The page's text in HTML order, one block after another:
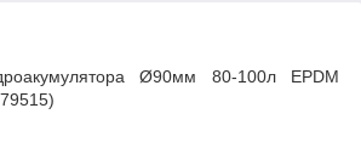
Ø90мм 80-100л EPDM